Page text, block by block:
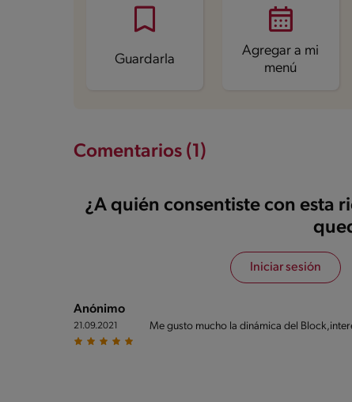
Sodio
Guardarla
Agregar a mi
menú
Comentarios (1)
¿A quién consentiste con esta
Iniciar sesión
Anónimo
21.09.2021 Me gusto mucho la dinámica del